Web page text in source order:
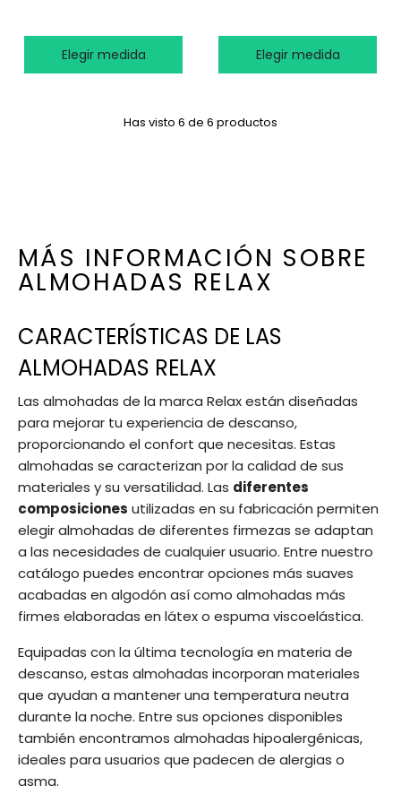
Elegir medida Elegir medida
Has visto 6 de 6 productos
MÁS INFORMACIÓN SOBRE
ALMOHADAS RELAX
CARACTERÍSTICAS DE LAS
ALMOHADAS RELAX
Las almohadas de la marca Relax están diseñadas
para mejorar tu experiencia de descanso,
proporcionando el confort que necesitas. Estas
almohadas se caracterizan por la calidad de sus
materiales y su versatilidad. Las diferentes
composiciones utilizadas en su fabricación permiten
elegir almohadas de diferentes firmezas se adaptan
a las necesidades de cualquier usuario. Entre nuestro
catálogo puedes encontrar opciones más suaves
acabadas en algodón así como almohadas más
firmes elaboradas en látex o espuma viscoelástica.
Equipadas con la última tecnología en materia de
descanso, estas almohadas incorporan materiales
que ayudan a mantener una temperatura neutra
durante la noche. Entre sus opciones disponibles
también encontramos almohadas hipoalergénicas,
ideales para usuarios que padecen de alergias o
asma.